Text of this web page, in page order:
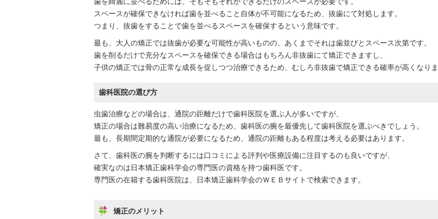
スペースが確保できなければ歯を並べること自体が不可能になるため、抜歯にて対処します。
つまり、抜歯をすることで歯を並べるスペースを確保するという意味です。
最も、大人の矯正では抜歯が必要な可能性が高いものの、あくまでそれは歯並びとスペース次第です。
歯を削るだけで充分なスペースを確保できる場合はもちろん非抜歯にて矯正できますし、
子供の矯正では骨の正常な成長を促しつつ治療できるため、むしろ非抜歯で矯正できる確率が高くなり
歯科医院の選び方
虫歯治療などの場合は、通院の距離だけで歯科医院を選ぶ人が多いですが、
矯正の場合は難易度の高い治療になるため、歯科医の腕を最優先して歯科医院を選ぶべきでしょう。
最も、長期間定期的な通院が必要になるため、通院の距離もある程度は考える必要はあります。
さて、歯科医の腕を判断するには口コミによる評判や医療設備に注目するのも良いですが、
確実なのは日本矯正歯科学会の専門医の資格を持つ歯科医です。
専門医の在籍する歯科医院は、日本矯正歯科学会のＷＥＢサイトで検索できます。
矯正のメリット